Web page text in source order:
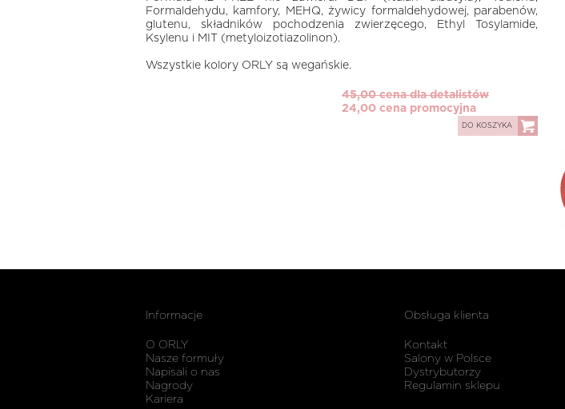
Formaldehydu, kamfory, MEHQ, żywicy formaldehydowej, parabenów,
glutenu, składników pochodzenia zwierzęcego, Ethyl Tosylamide,
Ksylenu i MIT (metyloizotiazolinon).
Wszystkie kolory ORLY są wegańskie.
45,00 cena dla detalistów
24,00 cena promocyjna
DO KOSZYKA
Informacje
O ORLY
Nasze formuły
Napisali o nas
Nagrody
Kariera
Obsługa klienta
Kontakt
Salony w Polsce
Dystrybutorzy
Regulamin sklepu